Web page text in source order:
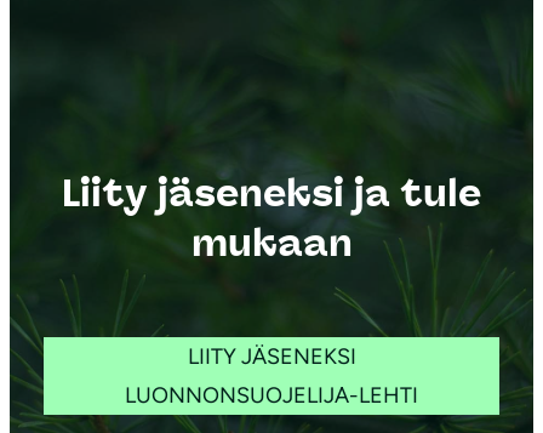
Liity jäseneksi ja tule
mukaan
LIITY JÄSENEKSI
LUONNONSUOJELIJA-LEHTI